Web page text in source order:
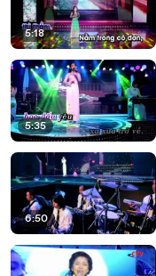
5:18
5:35
6:50